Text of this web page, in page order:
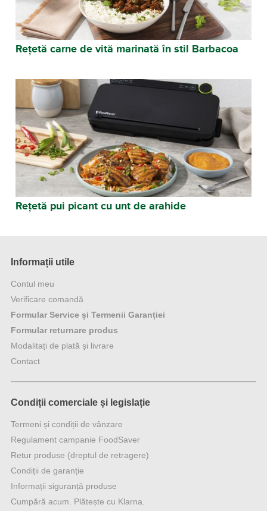
Rețetă carne de vită marinată în stil Barbacoa
Rețetă pui picant cu unt de arahide
Informații utile
Contul meu
Verificare comandă
Formular Service și Termenii Garanției
Formular returnare produs
Modalitați de plată și livrare
Contact
Condiții comerciale și legislație
Termeni și condiții de vânzare
Regulament campanie FoodSaver
Retur produse (dreptul de retragere)
Condiții de garanție
Informații siguranță produse
Cumpără acum. Plătește cu Klarna.